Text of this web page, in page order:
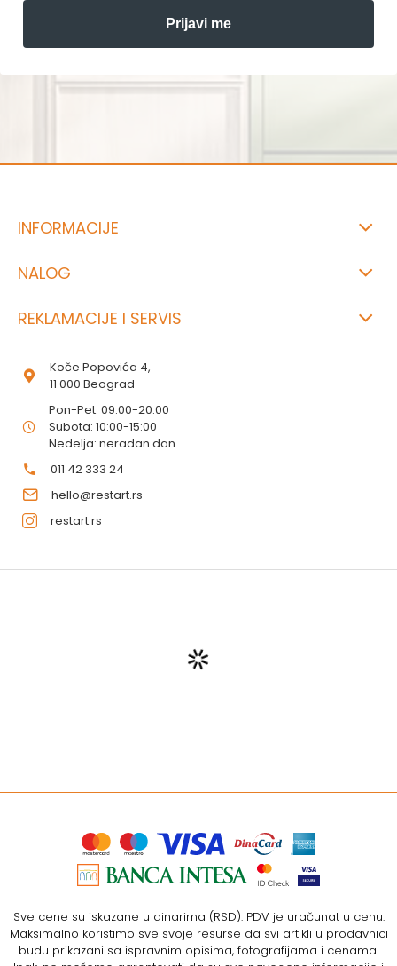
Prijavi me
INFORMACIJE
NALOG
REKLAMACIJE I SERVIS
Koče Popovića 4,
11 000 Beograd
Pon-Pet: 09:00-20:00
Subota: 10:00-15:00
Nedelja: neradan dan
011 42 333 24
hello@restart.rs
restart.rs
Sve cene su iskazane u dinarima (RSD). PDV je uračunat u cenu.
Maksimalno koristimo sve svoje resurse da svi artikli u prodavnici
budu prikazani sa ispravnim opisima, fotografijama i cenama.